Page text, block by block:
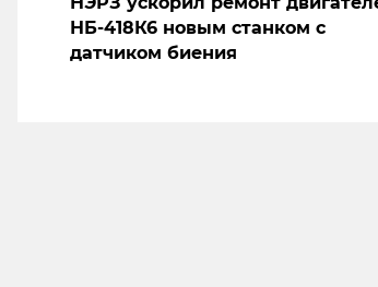
НБ-418К6 новым станком с
датчиком биения